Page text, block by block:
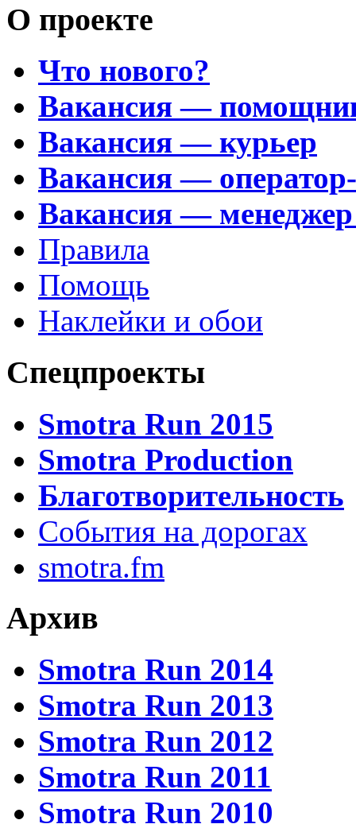
О проекте
Что нового?
Вакансия —
Вакансия — курьер
Вакансия —
Вакансия —
Правила
Помощь
Наклейки и обои
Спецпроекты
Smotra Run 2015
Smotra Production
Благотворительность
События на дорогах
smotra.fm
Архив
Smotra Run 2014
Smotra Run 2013
Smotra Run 2012
Smotra Run 2011
Smotra Run 2010